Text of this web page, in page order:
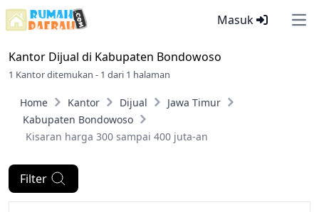
Masuk
Kantor Dijual di Kabupaten Bondowoso
1 Kantor ditemukan - 1 dari 1 halaman
Home Kantor Dijual
Jawa Timur
Kabupaten Bondowoso
Kisaran harga 300 sampai 400 juta-an
Filter